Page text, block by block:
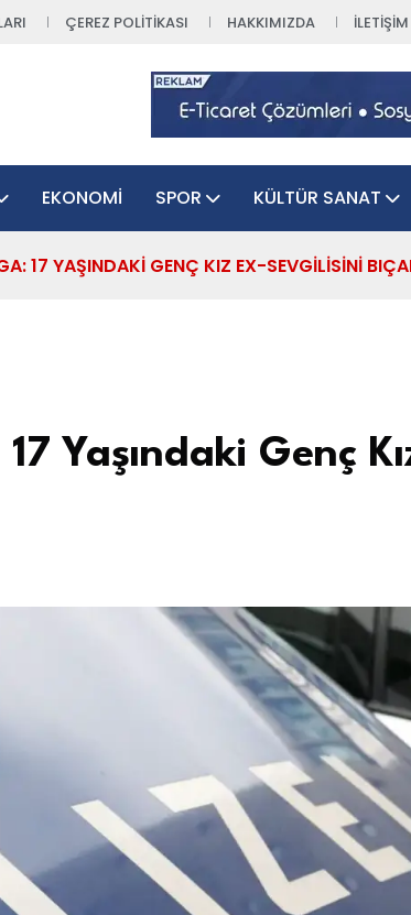
ÇEREZ POLITIKASI HAKKIMIZDA İLETIŞIM
EKONOMI SPOR KÜLTÜR SANAT
17 YAŞINDAKI GENÇ KIZ EX-SEVGILISINI
Yaşındaki Genç